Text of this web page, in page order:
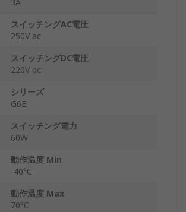
3A
スイッチングAC電圧
250V ac
スイッチングDC電圧
220V dc
シリーズ
G6E
スイッチング電力
60W
動作温度 Min
-40°C
動作温度 Max
70°C